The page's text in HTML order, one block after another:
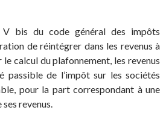
bis du code général des impôts
de réintégrer dans les revenus à
calcul du plafonnement, les revenus
passible de l’impôt sur les sociétés
pour la part correspondant à une
revenus.